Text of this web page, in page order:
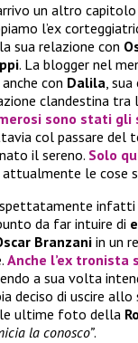
un altro
l’ex
sua relazione con
. La blogger nel
con Dalila,
clandestina tra
sono stati gli
col passare del
il sereno. Solo
attualmente le cose
infatti
da far intuire di
Branzani in un
Anche l’ex
a sua volta
deciso di uscire
ultime foto della
la conosco”.